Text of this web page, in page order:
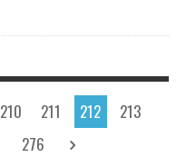
210 211 212
213
276